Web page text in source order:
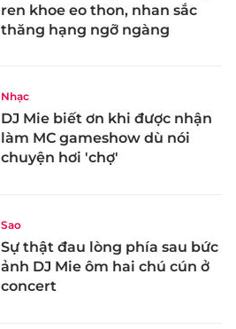
ren khoe eo thon, nhan sắc
thăng hạng ngỡ ngàng
Nhạc
DJ Mie biết ơn khi được nhận
làm MC gameshow dù nói
chuyện hơi 'chợ'
Sao
Sự thật đau lòng phía sau bức
ảnh DJ Mie ôm hai chú cún ở
concert